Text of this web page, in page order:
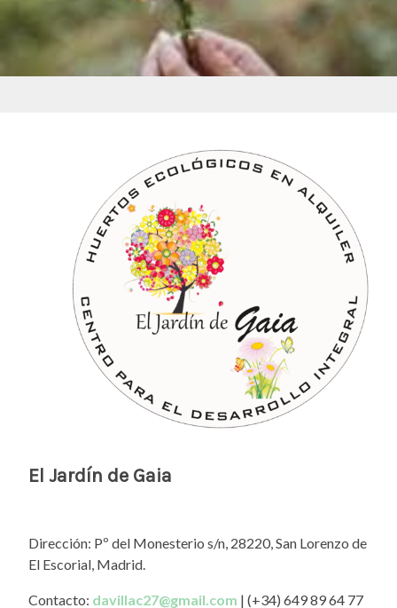
El Jardín de Gaia
Dirección: Pº del Monesterio s/n, 28220, San Lorenzo de
El Escorial, Madrid.
Contacto: davillac27@gmail.com | (+34) 649 89 64 77